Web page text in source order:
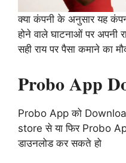
क्या कंपनी के अनुसार यह
होने वाले घाटनाओं पर अपनी
सही राय पर पैसा कमाने का
Probo App
Probo App को
store से या फिर Probo
डाउनलोड कर सकते हो